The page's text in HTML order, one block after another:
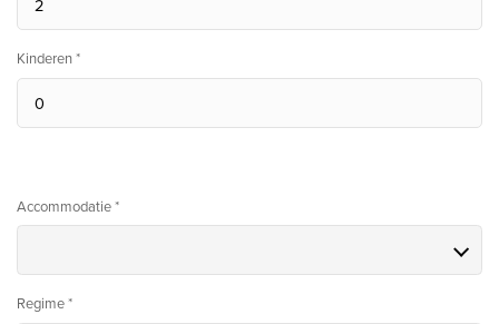
Kinderen *
Accommodatie *
Regime *